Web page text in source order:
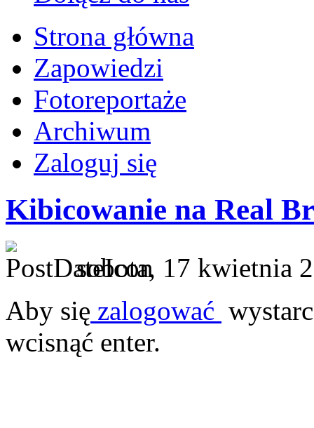
Strona główna
Zapowiedzi
Fotoreportaże
Archiwum
Zaloguj się
Kibicowanie na Real
sobota, 17 kwietnia
Aby się zalogować
wcisnąć enter.